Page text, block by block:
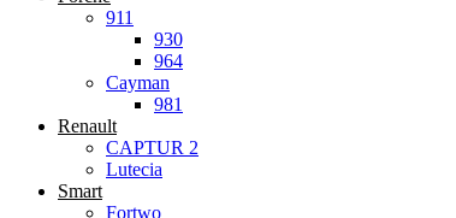
911
930
964
Cayman
981
Renault
CAPTUR 2
Lutecia
Smart
Fortwo